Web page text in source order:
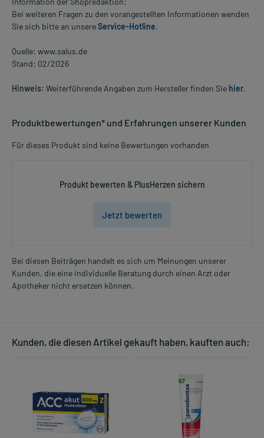
Bei weiteren Fragen zu den vorangestellten Informationen wenden
Sie sich bitte an unsereService-Hotline.
Quelle: www.salus.de
Stand: 02/2026
Hinweis: Weiterführende Angaben zum Hersteller finden Sie hier.
Produktbewertungen* und Erfahrungen unserer Kunden
Für dieses Produkt sind keine Bewertungen vorhanden
Produkt bewerten & PlusHerzen sichern
Jetzt bewerten
Bei diesen Beiträgen handelt es sich um Meinungen unserer
Kunden, die eine individuelle Beratung durch einen Arzt oder
Apotheker nicht ersetzen können.
Kunden, die diesen Artikel gekauft haben, kauften auch: